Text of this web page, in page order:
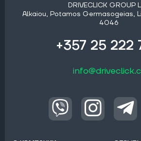
DRIVECLICK GROUP
Alkaiou, Potamos Germasogeias,
4046
+357 25 222